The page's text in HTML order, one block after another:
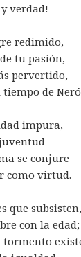
verdad!
redimido,
tu pasión,
pervertido,
de
impura,
se conjure
como virtud.
que subsisten,
con la edad;
tormento